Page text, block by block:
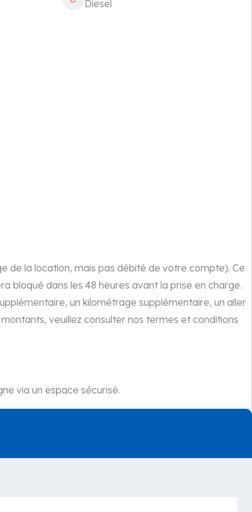
Diesel
de la location, mais pas débité de votre compte). Ce
bloqué dans les 48 heures avant la prise en charge.
un kilométrage supplémentaire, un aller
veuillez consulter nos termes et conditions
via un espace sécurisé.